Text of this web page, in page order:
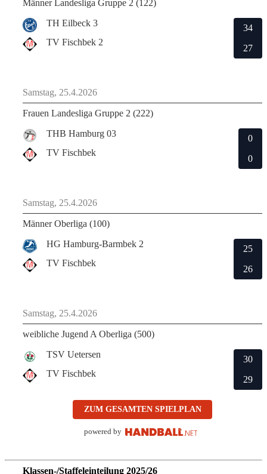
Männer Landesliga Gruppe 2 (122)
TH Eilbeck 3
TV Fischbek 2
34
27
Samstag, 25.4.2026
Frauen Landesliga Gruppe 2 (222)
THB Hamburg 03
TV Fischbek
0
0
Samstag, 25.4.2026
Männer Oberliga (100)
HG Hamburg-Barmbek 2
TV Fischbek
25
26
Samstag, 25.4.2026
weibliche Jugend A Oberliga (500)
TSV Uetersen
TV Fischbek
30
29
ZUM GESAMTEN SPIELPLAN
powered by
Klassen-/Staffeleinteilung 2025/26